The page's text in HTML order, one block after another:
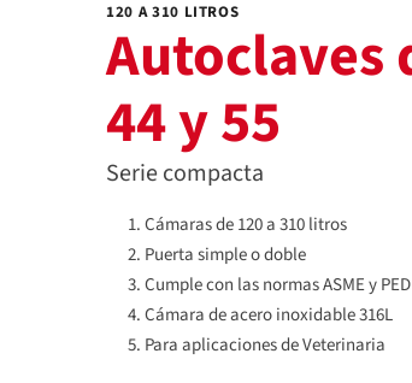
120 A 310 LITROS
Autoclaves
44 y 55
Serie compacta
Cámaras de 120 a 310 litros
Puerta simple o doble
Cumple con las normas ASME y PED
Cámara de acero inoxidable 316L
Para aplicaciones de Veterinaria